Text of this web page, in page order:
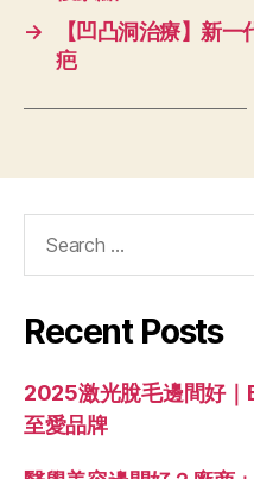
→
【凹凸洞治療】新
疤
Recent Posts
2025激光脫毛邊間好
至愛品牌